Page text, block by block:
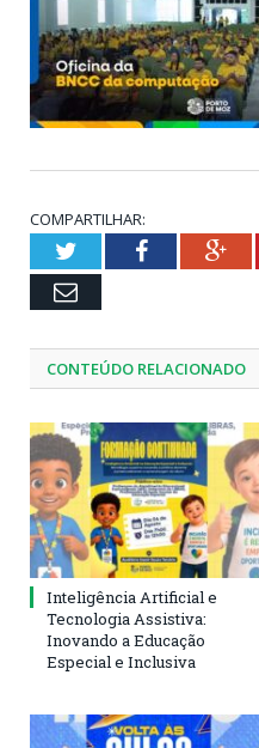
COMPARTILHAR:
TwitterFacebook
Email
CONTEÚDO RELACIONADO
Inteligência Artificial e
Tecnologia Assistiva:
Inovando a Educação
Especial e Inclusiva